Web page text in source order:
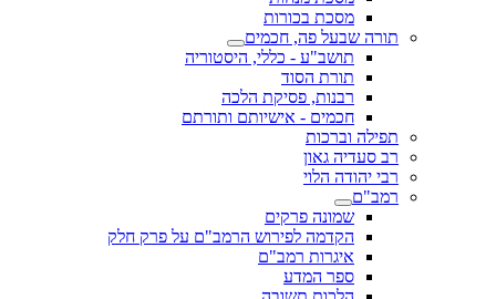
מסכת בכורות
תורה שבעל פה, חכמים
תושב"ע - כללי, היסטוריה
תורת הסוד
רבנות, פסיקת הלכה
חכמים - אישיותם ותורתם
תפילה וברכות
רב סעדיה גאון
רבי יהודה הלוי
רמב"ם
שמונה פרקים
הקדמה לפירוש הרמב"ם על פרק חלק
איגרות רמב"ם
ספר המדע